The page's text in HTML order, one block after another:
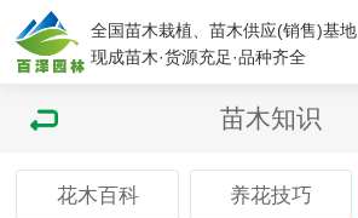
全国苗木栽植、苗木供应(销售)基地
现成苗木·货源充足·品种齐全
苗木知识
花木百科 养花技巧